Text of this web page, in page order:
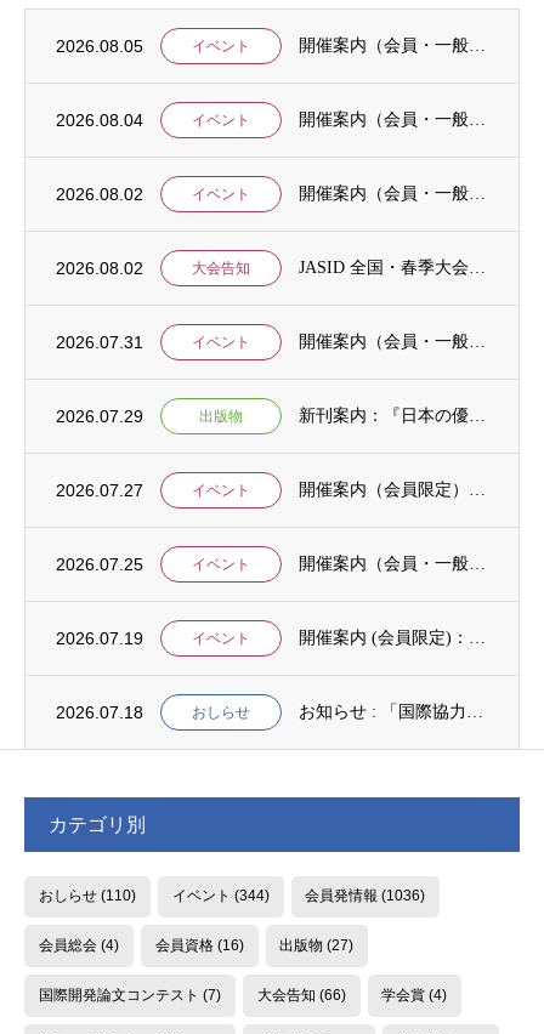
2026.08.05 イベント
2026.08.04 イベント
2026.08.02 イベント
2026.08.02 大会告知
2026.07.31 イベント
2026.07.29 出版物
2026.07.27 イベント
2026.07.25 イベント
2026.07.19 イベント
2026.07.18 おしらせ
カテゴリ別
おしらせ(110) イベント (344) 会員発情報 (1036)
会員総会(4) 会員資格(16) 出版物 (27)
国際開発論文コンテスト (7) 大会告知 (66) 学会賞 (4)